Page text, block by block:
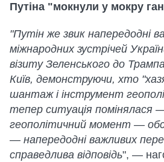
Путіна "мокнули у мокру
"Путін же звик напередодні
міжнародних зустрічей
візиту Зеленського до
Київ, демонструючи, хто
шантаж і інструмент
тепер ситуація помінялася
геополітичний момент —
— напередодні важливих
справедлива відповідь", —